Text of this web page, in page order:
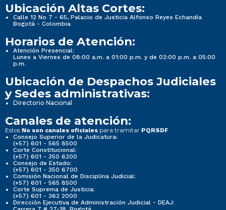
Ubicación Altas Cortes:
Calle 12 No 7 - 65, Palacio de Justicia Alfonso Reyes Echandía
Bogotá - Colombia
Horarios de Atención:
Atención Presencial:
Lunes a Viernes de 08:00 a.m. a 01:00 p.m. y de 02:00 p.m. a 05:00
p.m.
Ubicación de Despachos Judiciales
y Sedes administrativas:
Directorio Nacional
Canales de atención:
Estos No son canales oficiales para tramitar PQRSDF
Consejo Superior de la Judicatura:
(+57) 601 - 565 8500
Corte Constitucional:
(+57) 601 - 350 6200
Consejo de Estado:
(+57) 601 - 350 6700
Comisión Nacional de Disciplina Judicial:
(+57) 601 - 565 8500
Corte Suprema de Justicia:
(+57) 601 - 362 2000
Dirección Ejecutiva de Administración Judicial - DEAJ: